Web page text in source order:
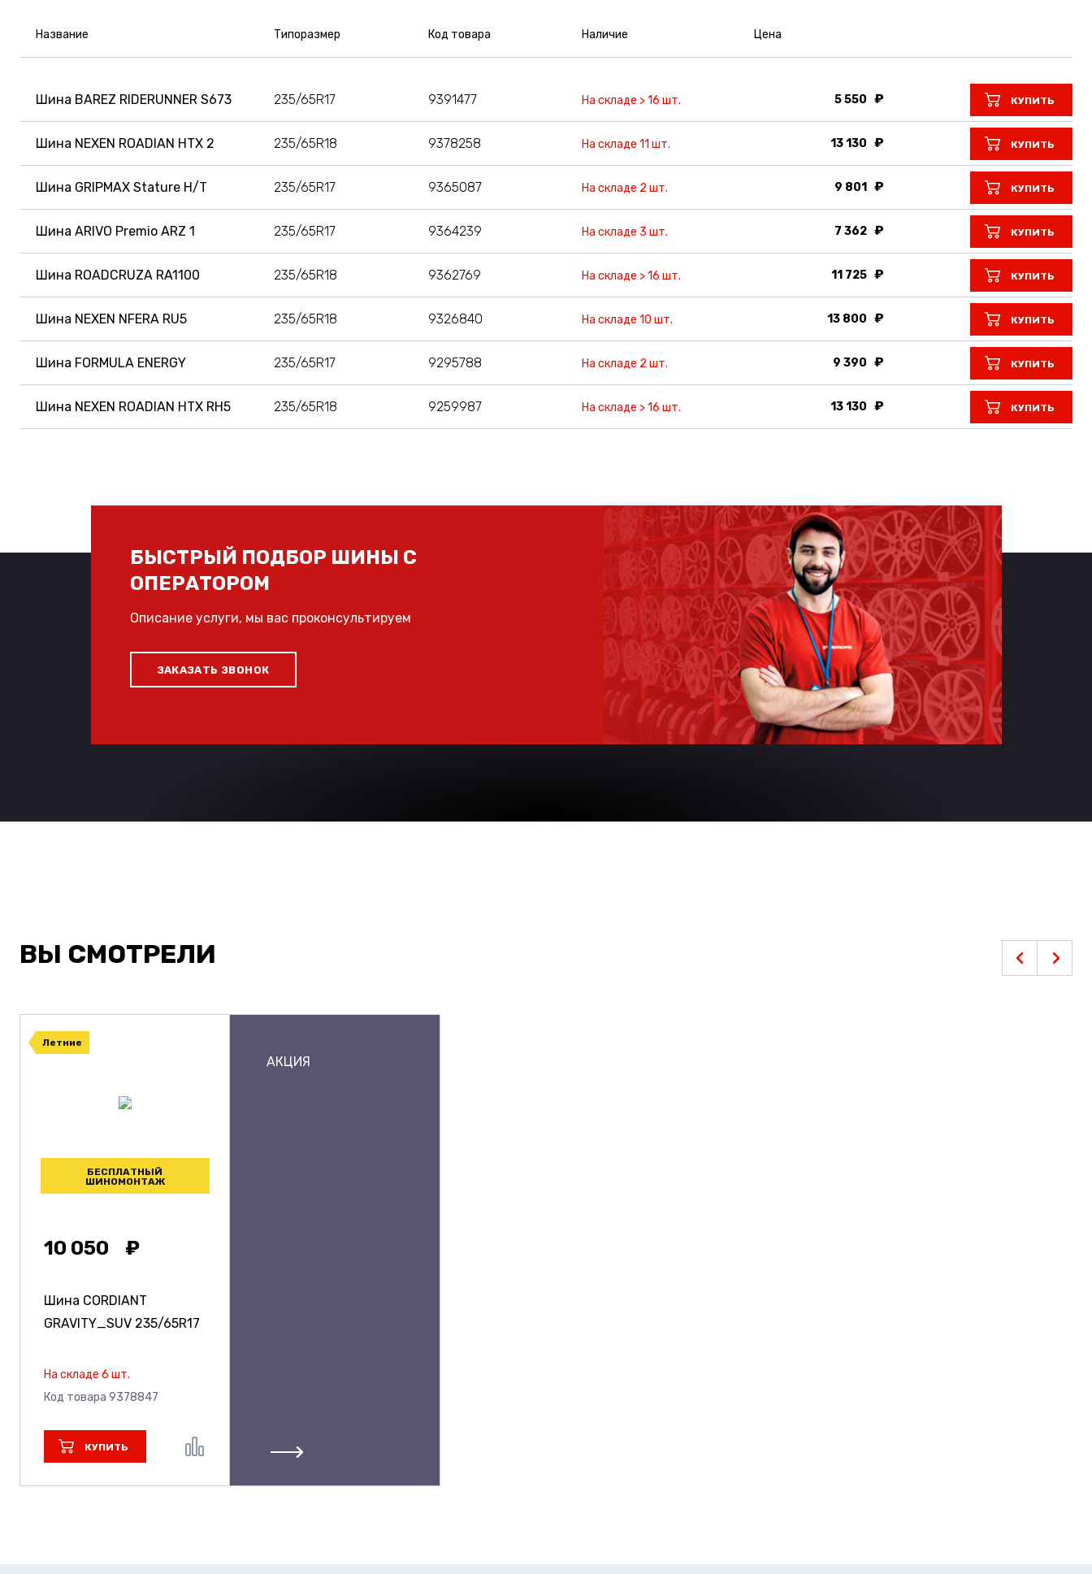
Название Типоразмер Код товара Наличие Цена
Шина BAREZ RIDERUNNER S673 235/65R17 9391477 На складе > 16 шт. 5 550 КУПИТЬ
Шина NEXEN ROADIAN HTX 2 235/65R18 9378258 На складе 11 шт. 13 130 КУПИТЬ
Шина GRIPMAX Stature H/T 235/65R17 9365087 На складе 2 шт. 9 801 КУПИТЬ
Шина ARIVO Premio ARZ 1 235/65R17 9364239 На складе 3 шт. 7 362 КУПИТЬ
Шина ROADCRUZA RA1100 235/65R18 9362769 На складе > 16 шт. 11 725 КУПИТЬ
Шина NEXEN NFERA RU5 235/65R18 9326840 На складе 10 шт. 13 800 КУПИТЬ
Шина FORMULA ENERGY 235/65R17 9295788 На складе 2 шт. 9 390 КУПИТЬ
Шина NEXEN ROADIAN HTX RH5 235/65R18 9259987 На складе > 16 шт. 13 130 КУПИТЬ
БЫСТРЫЙ ПОДБОР ШИНЫ С
ОПЕРАТОРОМ
Описание услуги, мы вас проконсультируем
ЗАКАЗАТЬ ЗВОНОК
ВЫ СМОТРЕЛИ
Летние
БЕСПЛАТНЫЙ
ШИНОМОНТАЖ
10 050
Шина CORDIANT
GRAVITY_SUV 235/65R17
На складе 6 шт.
Код товара 9378847
КУПИТЬ
АКЦИЯ